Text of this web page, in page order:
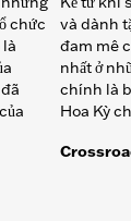
chức
là
và dành
đam mê
nhất ở
chính là
Hoa Kỳ